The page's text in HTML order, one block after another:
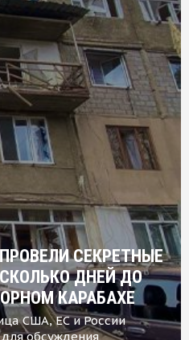
СЕКРЕТНЫЕ
ДНЕЙ ДО
КАРАБАХЕ
США, ЕС и России
обсуждения